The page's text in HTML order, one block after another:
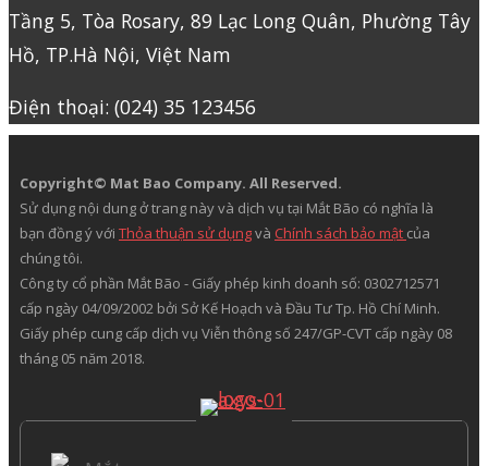
Tầng 5, Tòa Rosary, 89 Lạc Long Quân, Phường Tây
Hồ, TP.Hà Nội, Việt Nam
Điện thoại: (024) 35 123456
Copyright© Mat Bao Company. All Reserved.
Sử dụng nội dung ở trang này và dịch vụ tại Mắt Bão có nghĩa là
bạn đồng ý với Thỏa thuận sử dụngvà Chính sách bảo mật của
chúng tôi.
Công ty cổ phần Mắt Bão - Giấy phép kinh doanh số: 0302712571
cấp ngày 04/09/2002 bởi Sở Kế Hoạch và Đầu Tư Tp. Hồ Chí Minh.
Giấy phép cung cấp dịch vụ Viễn thông số 247/GP-CVT cấp ngày 08
tháng 05 năm 2018.